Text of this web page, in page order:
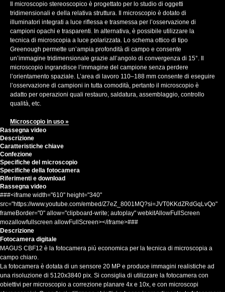
Il microscopio stereoscopico è progettato per lo studio di oggetti
tridimensionali e della relativa struttura. Il microscopio è dotato di
illuminatori integrati a luce riflessa e trasmessa per l’osservazione di
campioni opachi e trasparenti. In alternativa, è possibile utilizzare la
tecnica di microscopia a luce polarizzata. Lo schema ottico di tipo
Greenough permette un’ampia profondità di campo e consente
un’immagine tridimensionale grazie all’angolo di convergenza di 15°. Il
microscopio ingrandisce l’immagine del campione senza perdere
l’orientamento spaziale. L’area di lavoro 110–188 mm consente di eseguire
l’osservazione di campioni in tutta comodità, pertanto il microscopio è
adatto per operazioni quali restauro, saldatura, assemblaggio, controllo
qualità, etc.
Microscopio in uso »
Rassegna video
Descrizione
Caratteristiche chiave
Confezione
Specifiche del microscopio
Specifiche della fotocamera
Riferimenti e download
Rassegna video
###<iframe width="610" height="340"
src="https://www.youtube.com/embed/Z7eZ_8001MQ?si=JVT0KKdZRdGqLvQo"
frameBorder="0" allow="clipboard-write; autoplay" webkitAllowFullScreen
mozallowfullscreen allowFullScreen></iframe>###
Descrizione
Fotocamera digitale
MAGUS CBF12 è la fotocamera più economica per la tecnica di microscopia a
campo chiaro.
La fotocamera è dotata di un sensore 20 MP e produce immagini realistiche ad
una risoluzione di 5120x3840 pix. Si consiglia di utilizzare la fotocamera con
obiettivi per microscopio a correzione planare 4x e 10x, e con microscopi